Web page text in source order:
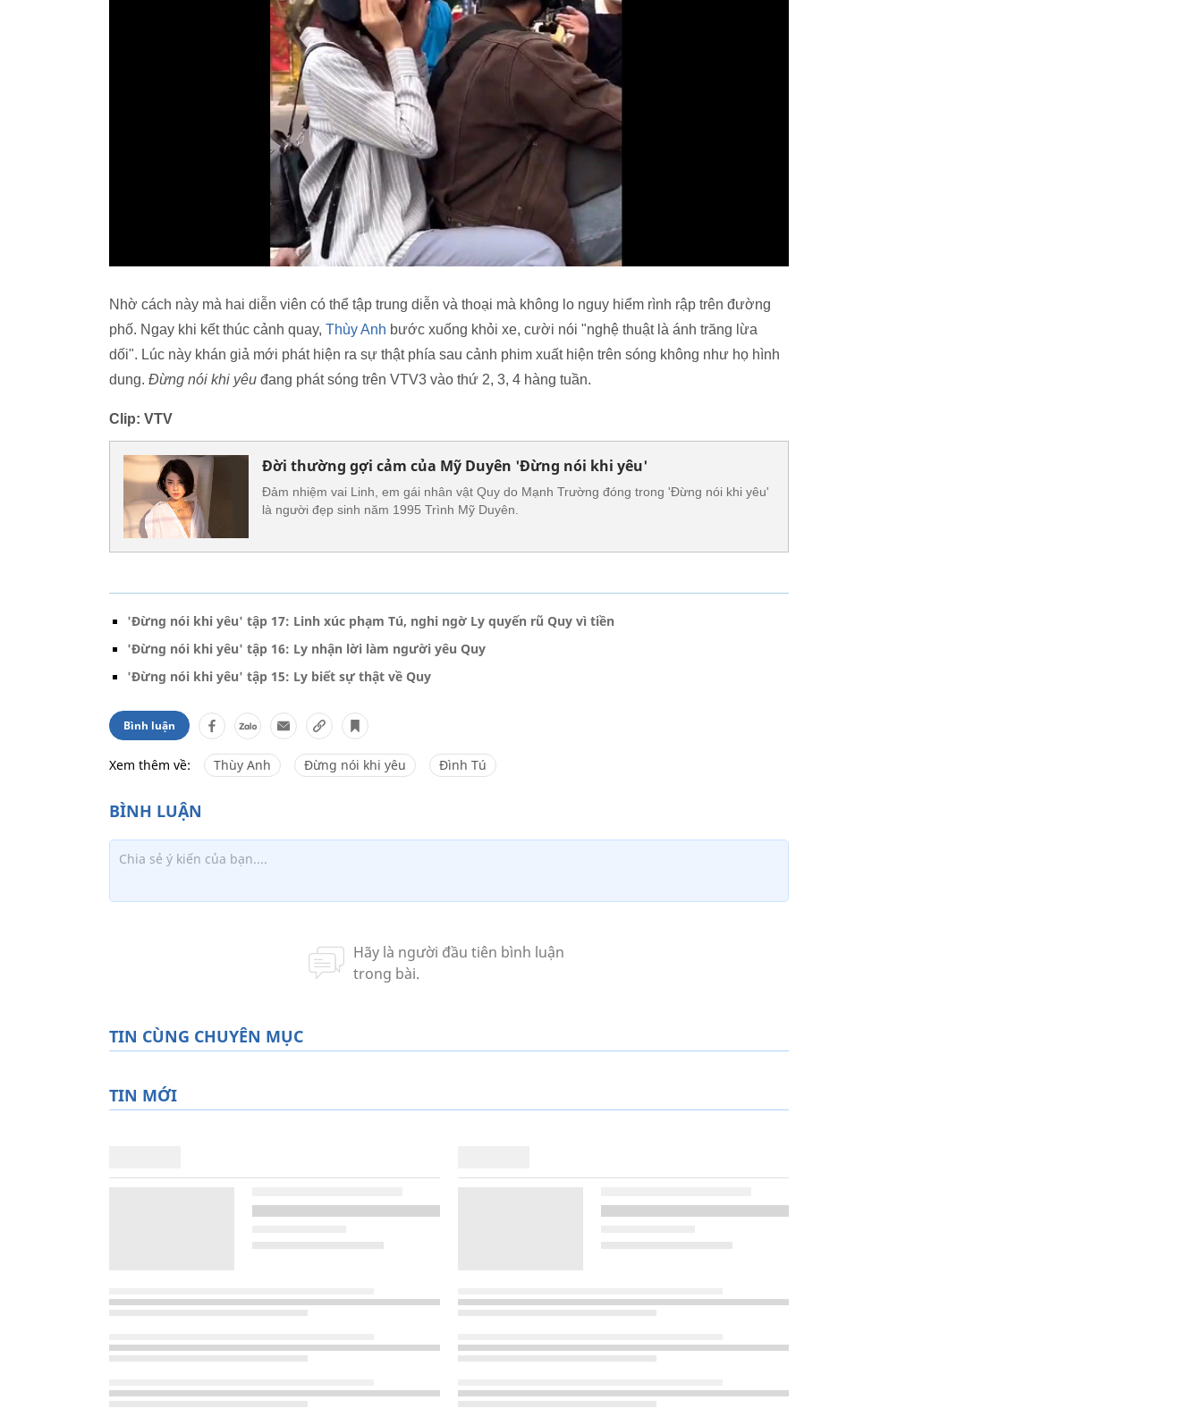
Nhờ cách này mà hai diễn viên có thể tập trung diễn và thoại mà không lo nguy hiểm rình rập trên đường
phố. Ngay khi kết thúc cảnh quay, Thùy Anh bước xuống khỏi xe, cười nói "nghệ thuật là ánh trăng lừa
dối". Lúc này khán giả mới phát hiện ra sự thật phía sau cảnh phim xuất hiện trên sóng không như họ hình
dung. Đừng nói khi yêu đang phát sóng trên VTV3 vào thứ 2, 3, 4 hàng tuần.
Clip: VTV
Đời thường gợi cảm của Mỹ Duyên 'Đừng nói khi yêu'
Đảm nhiệm vai Linh, em gái nhân vật Quy do Mạnh Trường đóng trong 'Đừng nói khi yêu'
là người đẹp sinh năm 1995 Trình Mỹ Duyên.
'Đừng nói khi yêu' tập 17: Linh xúc phạm Tú, nghi ngờ Ly quyến rũ Quy vì tiền
'Đừng nói khi yêu' tập 16: Ly nhận lời làm người yêu Quy
'Đừng nói khi yêu' tập 15: Ly biết sự thật về Quy
Bình luận
Xem thêm về: Thùy Anh Đừng nói khi yêu Đình Tú
TIN CÙNG CHUYÊN MỤC
TIN MỚI